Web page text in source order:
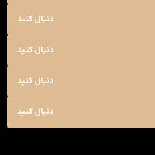
دنبال کنید
دنبال کنید
دنبال کنید
دنبال کنید